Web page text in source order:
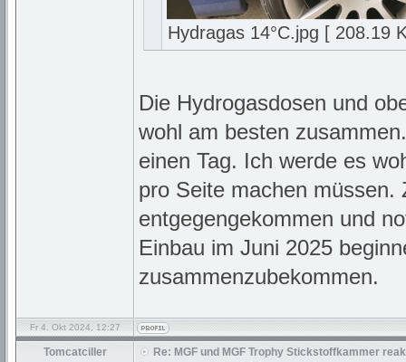
Hydragas 14°C.jpg [ 208.19
Die Hydrogasdosen und
wohl am besten
einen Tag. Ich werde es
pro Seite machen
entgegengekommen und
Einbau im Juni 2025
zusammenzubekommen.
Fr 4. Okt 2024, 12:27
Tomcatciller Re: MGF und MGF Trophy Stickstoffkammer